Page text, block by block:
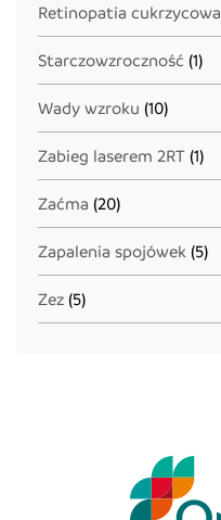
Retinopatia cukrzycowa
Starczowzroczność (1)
Wady wzroku (10)
Zabieg laserem 2RT (1)
Zaćma (20)
Zapalenia spojówek (5)
Zez (5)